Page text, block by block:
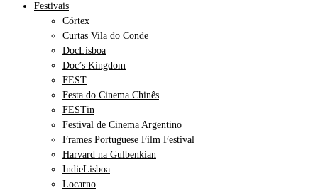
Festivais
Córtex
Curtas Vila do Conde
DocLisboa
Doc’s Kingdom
FEST
Festa do Cinema Chinês
FESTin
Festival de Cinema Argentino
Frames Portuguese Film Festival
Harvard na Gulbenkian
IndieLisboa
Locarno